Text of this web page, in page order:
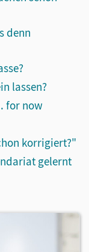
denn
lassen?
for now
korrigiert?"
gelernt